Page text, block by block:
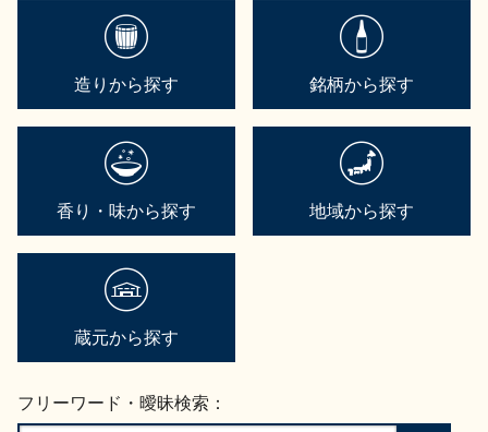
造りから探す 銘柄から探す
香り・味から探す 地域から探す
蔵元から探す
フリーワード・曖昧検索：